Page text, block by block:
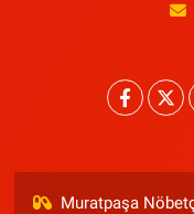
Muratpaşa